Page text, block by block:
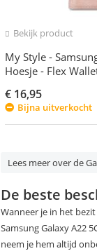
Bekijk product
My Style -
Hoesje - Flex
€ 16,95
Bijna uitverkocht
Lees meer over de
De beste
Wanneer je in het
Samsung Galaxy A22
neem je hem altijd